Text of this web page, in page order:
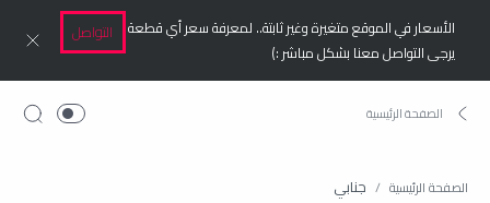
الأسعار في الموقع متغيرة وغير ثابتة.. لمعرفة سعر أي قطعة
يرجى التواصل معنا بشكل مباشر :)
التواصل
الصفحة الرئيسية جنابي